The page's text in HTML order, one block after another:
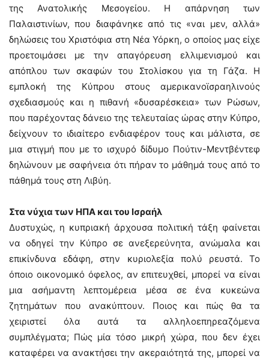
της Ανατολικής Μεσογείου. Η απάρνηση των
Παλαιστινίων, που διαφάνηκε από τις «ναι μεν, αλλά»
δηλώσεις του Χριστόφια στη Νέα Υόρκη, ο οποίος μας είχε
προετοιμάσει με την απαγόρευση ελλιμενισμού και
απόπλου των σκαφών του Στολίσκου για τη Γάζα. Η
εμπλοκή της Κύπρου στους αμερικανοϊσραηλινούς
σχεδιασμούς και η πιθανή «δυσαρέσκεια» των Ρώσων,
που παρέχοντας δάνειο της τελευταίας ώρας στην Κύπρο,
δείχνουν το ιδιαίτερο ενδιαφέρον τους και μάλιστα, σε
μια στιγμή που με το ισχυρό δίδυμο Πούτιν-Μεντβέντεφ
δηλώνουν με σαφήνεια ότι πήραν το μάθημά τους από το
πάθημά τους στη Λιβύη.
Στα νύχια των ΗΠΑ και του Ισραήλ
Δυστυχώς, η κυπριακή άρχουσα πολιτική τάξη φαίνεται
να οδηγεί την Κύπρο σε ανεξερεύνητα, ανώμαλα και
επικίνδυνα εδάφη, στην κυριολεξία πολύ ρευστά. Το
όποιο οικονομικό όφελος, αν επιτευχθεί, μπορεί να είναι
μια ασήμαντη λεπτομέρεια μέσα σε ένα κυκεώνα
ζητημάτων που ανακύπτουν. Ποιος και πώς θα τα
χειριστεί όλα αυτά τα αλληλοεπηρεαζόμενα
συμπλέγματα; Πώς μία τόσο μικρή χώρα, που δεν έχει
καταφέρει να ανακτήσει την ακεραιότητά της, μπορεί να